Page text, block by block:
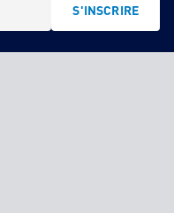
S'INSCRIRE